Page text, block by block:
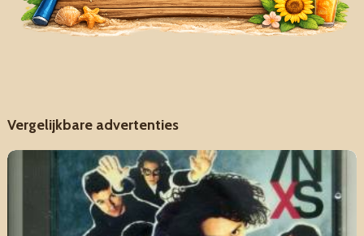
Vergelijkbare advertenties